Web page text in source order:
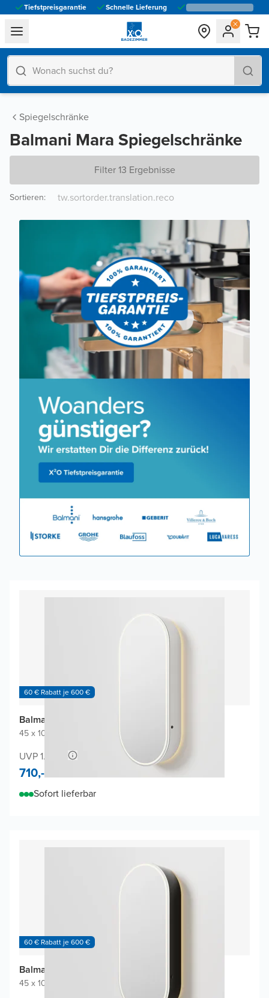
Tiefstpreisgarantie Schnelle Lieferung
general.navigation.toggle_menu.label
Spiegelschränke
Balmani Mara Spiegelschränke
Filter 13 Ergebnisse
Sortieren:
60 € Rabatt je 600 €
Balmani Mara Spiegelschrank
45 x 100 cm Oval
UVP 1.360,-
710,-
Sofort lieferbar
60 € Rabatt je 600 €
Balmani Mara Spiegelschrank
45 x 100 cm Oval